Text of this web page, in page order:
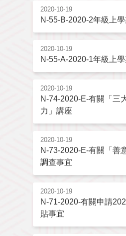
2020-10-19
N-55-B-2020-2年級上
2020-10-19
N-55-A-2020-1年級上
2020-10-19
N-74-2020-E-有關「三
力」講座
2020-10-19
N-73-2020-E-有關「善
調查事宜
2020-10-19
N-71-2020-有關申請
貼事宜